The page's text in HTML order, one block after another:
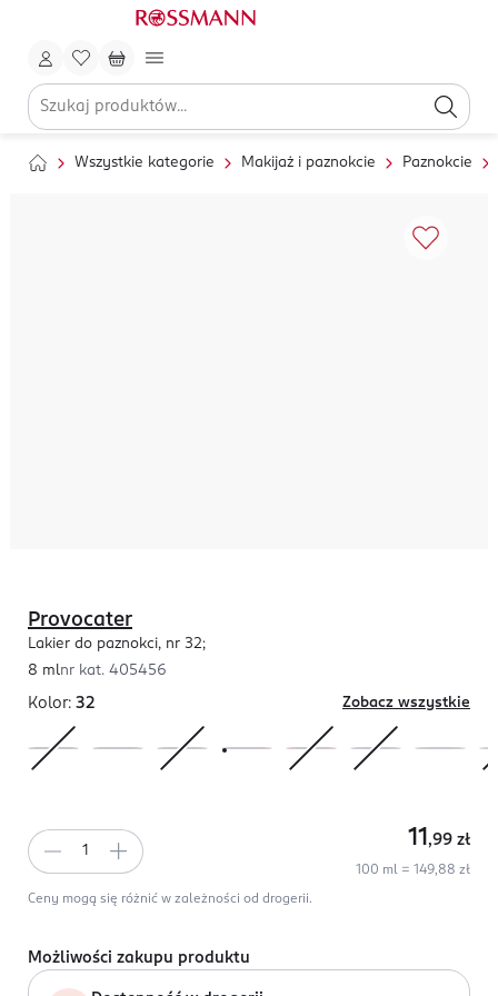
Wszystkie kategorie Makijaż i paznokcie Paznokcie
Provocater
Lakier do paznokci, nr 32;
8 mlnr kat. 405456
Kolor: 32 Zobacz wszystkie
11 ,99 zł
100 ml = 149,88 zł
Ceny mogą się różnić w zależności od drogerii.
Możliwości zakupu produktu